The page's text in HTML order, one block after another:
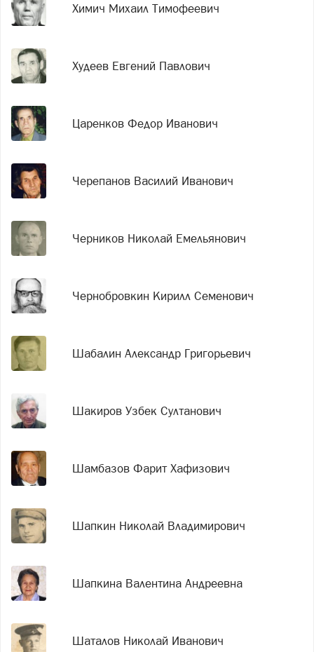
Химич Михаил Тимофеевич
Худеев Евгений Павлович
Царенков Федор Иванович
Черепанов Василий Иванович
Черников Николай Емельянович
Чернобровкин Кирилл Семенович
Шабалин Александр Григорьевич
Шакиров Узбек Султанович
Шамбазов Фарит Хафизович
Шапкин Николай Владимирович
Шапкина Валентина Андреевна
Шаталов Николай Иванович